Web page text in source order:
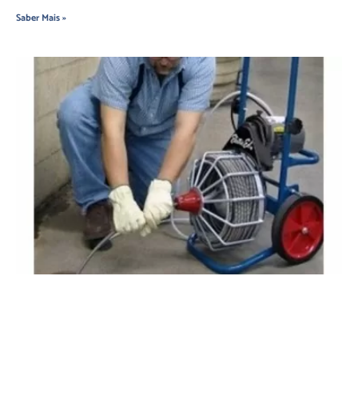
Saber Mais »